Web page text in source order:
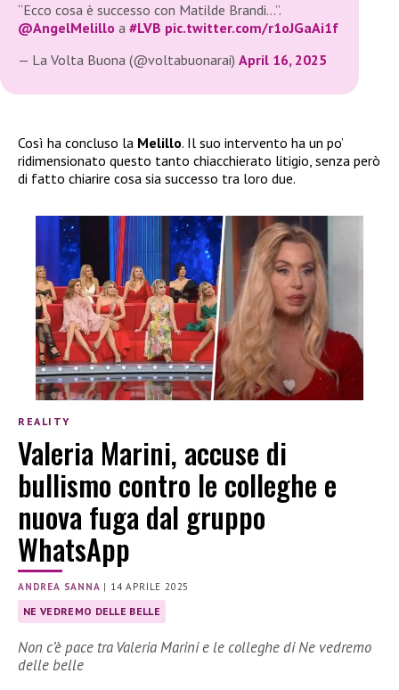
“Ecco cosa è successo con Matilde Brandi…”.
@AngelMelillo a #LVB pic.twitter.com/r1oJGaAi1f
— La Volta Buona (@voltabuonarai) April 16, 2025
Così ha concluso la Melillo. Il suo intervento ha un po’
ridimensionato questo tanto chiacchierato litigio, senza però
di fatto chiarire cosa sia successo tra loro due.
REALITY
Valeria Marini, accuse di
bullismo contro le colleghe e
nuova fuga dal gruppo
WhatsApp
ANDREA SANNA | 14 APRILE 2025
NE VEDREMO DELLE BELLE
Non c’è pace tra Valeria Marini e le colleghe di Ne vedremo
delle belle